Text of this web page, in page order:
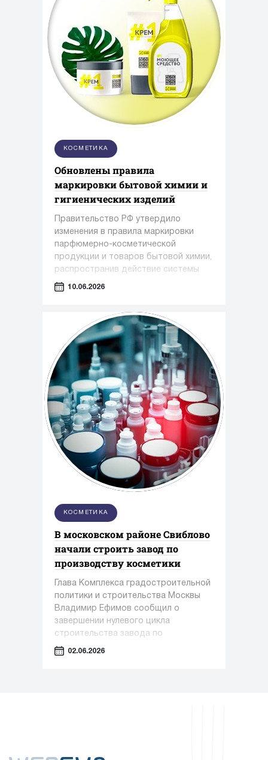
КОСМЕТИКА
Обновлены правила
маркировки бытовой химии и
гигиенических изделий
Правительство РФ утвердило
изменения в правила маркировки
парфюмерно-косметической
продукции и товаров бытовой химии,
распространив действие системы
обязательной маркировки на новые
10.06.2026
КОСМЕТИКА
В московском районе Свиблово
начали строить завод по
производству косметики
Глава Комплекса градостроительной
политики и строительства Москвы
Владимир Ефимов сообщил о
завершении нулевого цикла
строительства завода по
производству косметики и упаковки в
02.06.2026